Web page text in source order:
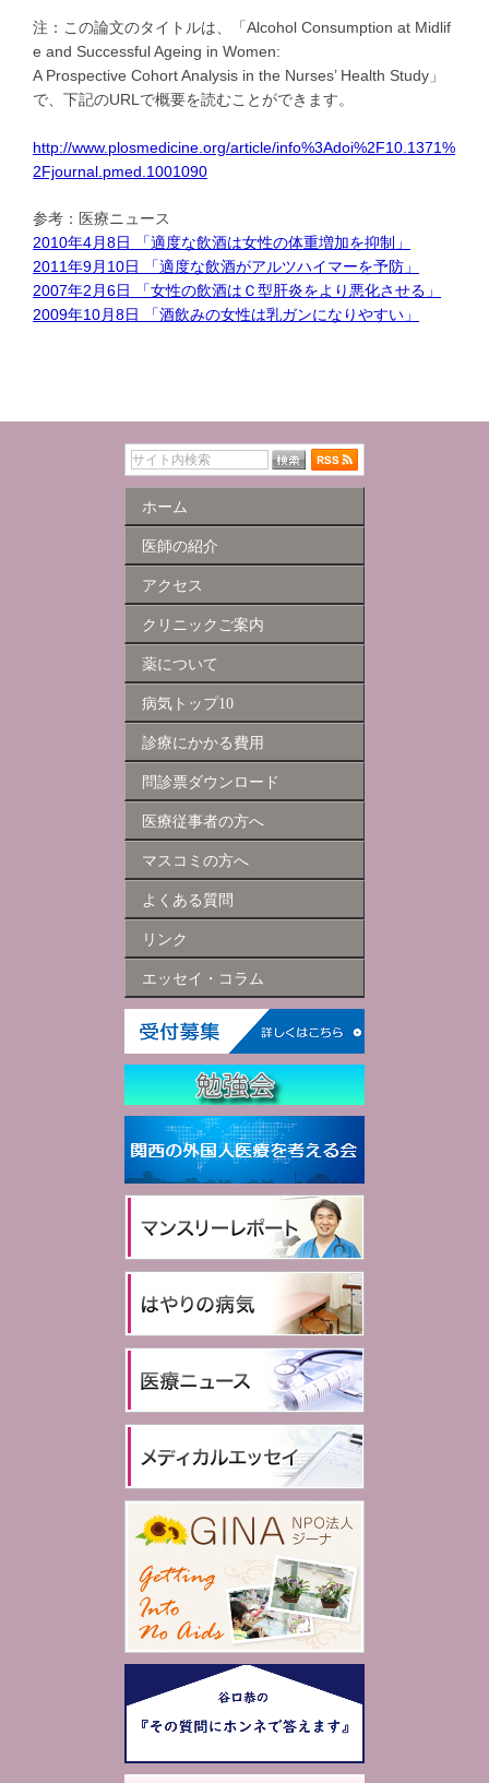
注：この論文のタイトルは、「Alcohol Consumption at Midlif
e and Successful Ageing in Women:
A Prospective Cohort Analysis in the Nurses’ Health Study」
で、下記のURLで概要を読むことができます。
http://www.plosmedicine.org/article/info%3Adoi%2F10.1371%
2Fjournal.pmed.1001090
参考：医療ニュース
2010年4月8日 「適度な飲酒は女性の体重増加を抑制」
2011年9月10日 「適度な飲酒がアルツハイマーを予防」
2007年2月6日 「女性の飲酒はＣ型肝炎をより悪化させる」
2009年10月8日 「酒飲みの女性は乳ガンになりやすい」
ホーム
医師の紹介
アクセス
クリニックご案内
薬について
病気トップ10
診療にかかる費用
問診票ダウンロード
医療従事者の方へ
マスコミの方へ
よくある質問
リンク
エッセイ・コラム